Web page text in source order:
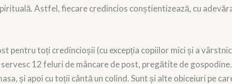
Astfel, fiecare credincios conștientizează, cu
pentru toți credincioșii (cu excepția copiilor mici și a
servesc 12 feluri de mâncare de post, pregătite de
și apoi cu toții cântă un colind. Sunt și alte obiceiuri pe